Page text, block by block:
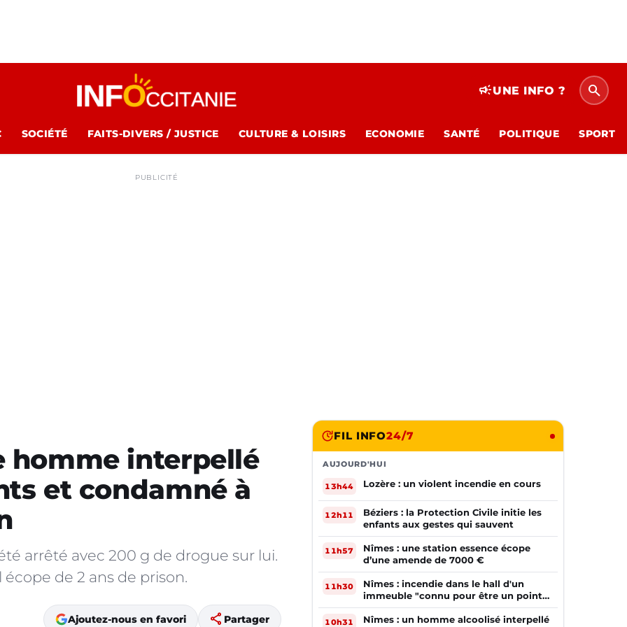
campaignUNE INFO ? search
SOCIÉTÉ FAITS-DIVERS / JUSTICE CULTURE & LOISIRS ECONOMIE SANTÉ POLITIQUE SPORT
PUBLICITÉ
homme interpellé
et condamné à
arrêté avec 200 g de drogue sur lui.
de 2 ans de prison.
Ajoutez-nous en favori share Partager
FIL INFO24/7
AUJOURD'HUI
13h44 Lozère : un violent incendie en cours
12h11
Béziers : la Protection Civile initie les
enfants aux gestes qui sauvent
11h57
Nîmes : une station essence écope
d’une amende de 7000 €
11h30
Nîmes : incendie dans le hall d'un
immeuble "connu pour être un point
de deal"
10h31
Nîmes : un homme alcoolisé interpellé